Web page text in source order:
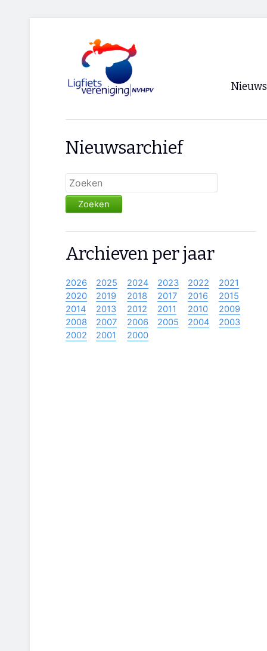
Nieuws
Nieuwsarchief
Zoeken
Archieven per jaar
2026 2025 2024 2023 2022
2021
2020
2019 2018 2017 2016
2015
2014
2013 2012 2011 2010
2009
2008
2007 2006 2005 2004
2003
2002
2001 2000